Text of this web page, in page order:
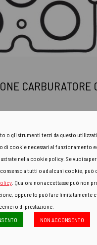
CARBURATORE
E ACCESSORI
o gli strumenti terzi da questo
di cookie necessari al funzionamento
nella cookie policy. Se vuoi
a tutti o ad alcuni cookie, può
. Qualora non accettasse può non
oppure lo può fare limitatamente
o di prestazione.
NON ACCONSENTO